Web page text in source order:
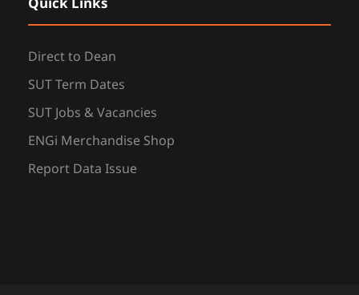
Direct to Dean
SUT Term Dates
SUT Jobs & Vacancies
ENGi Merchandise Shop
Report Data Issue